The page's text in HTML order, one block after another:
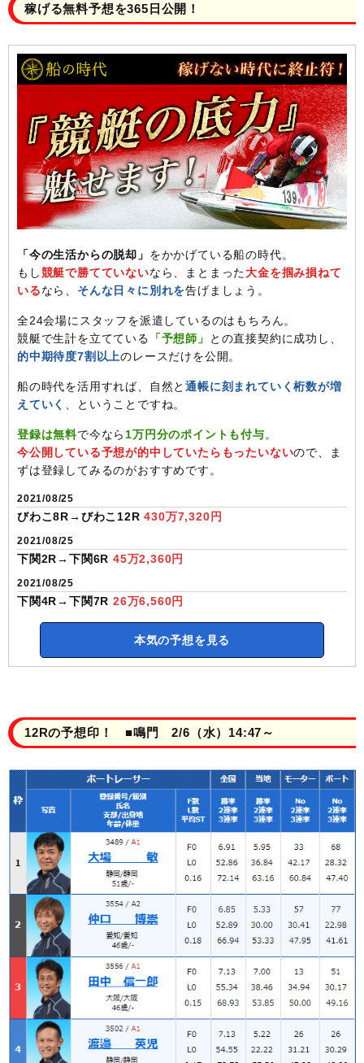
稼げる無料予想を365日公開！
「今の生活からの脱却」 をかかげている船の時代。
もし競艇で勝てていないなら、まとまった大金を掴み損ねて
いるなら、 そんな日々に別れを告げましょう。
全24会場にスタッフを派遣しているのはもちろん。
競艇で生計を立てている
「予想師」
との直接契約に成功し、
的中期待度7割以上のレースだけを公開。
船の時代を活用すれば、自然と通帳に刻まれていく桁数が増
えていく 、ということですね。
登録は無料で今なら1万円分のポイントも付与。
今公開している予想が的中していたらもったいないので、ま
ずは登録してみるのがおすすめです。
2021/08/25
びわこ8R→びわこ12R430万7,320円
2021/08/25
下関2R→下関6R 45万2,360円
2021/08/25
下関4R→下関7R 26万6,560円
本気の予想を見る
12Rの予想印！ ■鳴門 2/6（水）14:47～